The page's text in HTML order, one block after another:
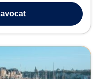
notamment en matière